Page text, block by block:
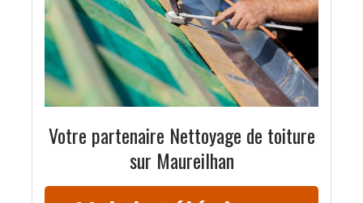
Votre partenaire Nettoyage de toiture
sur Maureilhan